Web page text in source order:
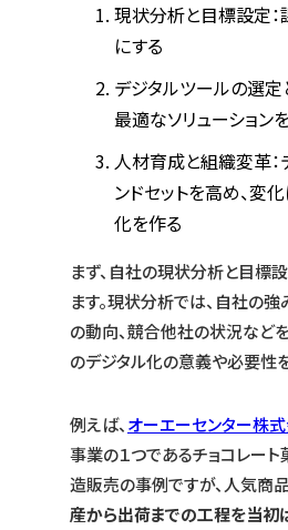
現状分析と目標設定
にする
デジタルツールの選定
最適なソリューション
人材育成と組織変革：
ンドセットを高め、変
化を作る
まず、自社の現状分析と目標
ます。現状分析では、自社の
の動向、競合他社の状況など
のデジタル化の意義や必要性
例えば、オーエーセンター株
事業の１つであるチョコレート
造販売の事例ですが、人気商品
産から出荷までの工程を当初